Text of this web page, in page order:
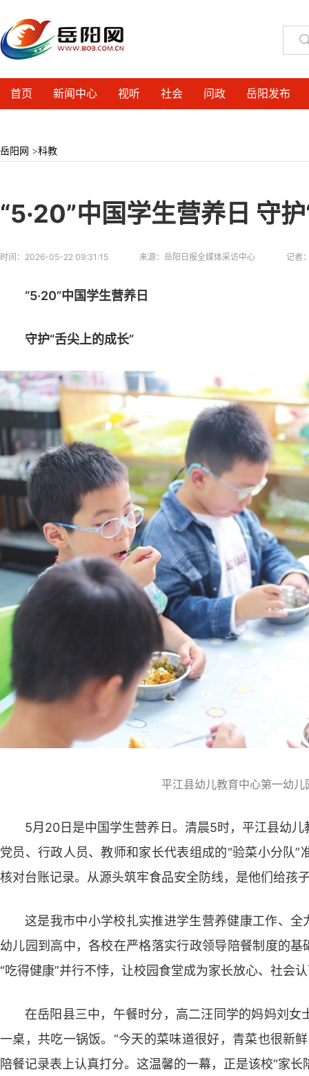
首页 新闻中心 视听 社会 问政 岳阳发布
岳阳网 >科教
“5·20”中国学生营养日 守
时间： 2026-05-22 09:31:15 来源： 岳阳日报全媒体采访中心 记者
“5·20”中国学生营养日
守护“舌尖上的成长”
平江县幼儿教育中心第一幼
5月20日是中国学生营养日。清晨5时，平江县幼
党员、行政人员、教师和家长代表组成的“验菜小分队
核对台账记录。从源头筑牢食品安全防线，是他们给孩
这是我市中小学校扎实推进学生营养健康工作、
幼儿园到高中，各校在严格落实行政领导陪餐制度的
“吃得健康”并行不悖，让校园食堂成为家长放心、社会
在岳阳县三中，午餐时分，高二汪同学的妈妈刘
一桌，共吃一锅饭。“今天的菜味道很好，青菜也很新
陪餐记录表上认真打分。这温馨的一幕，正是该校“家长